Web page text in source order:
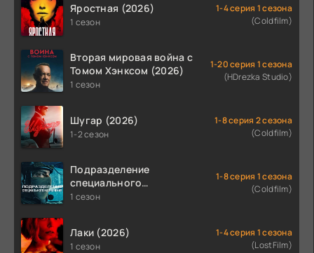
Яростная (2026)
1 сезон
1-4 серия 1 сезона
(Coldfilm)
Вторая мировая война с
Томом Хэнксом (2026)
1 сезон
1-20 серия 1 сезона
(HDrezka Studio)
Шугар (2026)
1-2 сезон
1-8 серия 2 сезона
(Coldfilm)
Подразделение
специального
назначения (2026)
1 сезон
1-8 серия 1 сезона
(Coldfilm)
Лаки (2026)
1 сезон
1-4 серия 1 сезона
(LostFilm)